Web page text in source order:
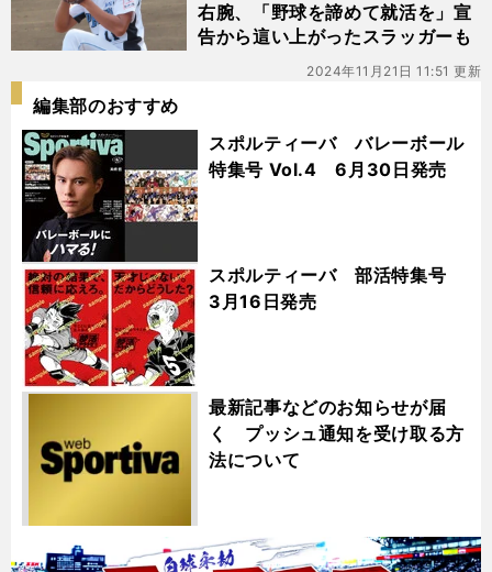
右腕、「野球を諦めて就活を」宣
告から這い上がったスラッガーも
2024年11月21日 11:51 更新
編集部のおすすめ
スポルティーバ バレーボール
特集号 Vol.4 6月30日発売
スポルティーバ 部活特集号
3月16日発売
最新記事などのお知らせが届
く プッシュ通知を受け取る方
法について